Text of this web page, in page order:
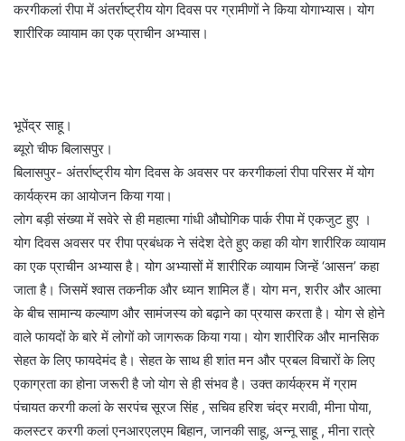
करगीकलां रीपा में अंतर्राष्ट्रीय योग दिवस पर ग्रामीणों ने किया योगाभ्यास। योग
शारीरिक व्यायाम का एक प्राचीन अभ्यास।
भूपेंद्र साहू।
ब्यूरो चीफ बिलासपुर।
बिलासपुर- अंतर्राष्ट्रीय योग दिवस के अवसर पर करगीकलां रीपा परिसर में योग
कार्यक्रम का आयोजन किया गया।
लोग बड़ी संख्या में सवेरे से ही महात्मा गांधी औघोगिक पार्क रीपा में एकजुट हुए ।
योग दिवस अवसर पर रीपा प्रबंधक ने संदेश देते हुए कहा की योग शारीरिक व्यायाम
का एक प्राचीन अभ्यास है। योग अभ्यासों में शारीरिक व्यायाम जिन्हें ‘आसन’ कहा
जाता है। जिसमें श्वास तकनीक और ध्यान शामिल हैं। योग मन, शरीर और आत्मा
के बीच सामान्य कल्याण और सामंजस्य को बढ़ाने का प्रयास करता है। योग से होने
वाले फायदों के बारे में लोगों को जागरूक किया गया। योग शारीरिक और मानसिक
सेहत के लिए फायदेमंद है। सेहत के साथ ही शांत मन और प्रबल विचारों के लिए
एकाग्रता का होना जरूरी है जो योग से ही संभव है। उक्त कार्यक्रम में ग्राम
पंचायत करगी कलां के सरपंच सूरज सिंह , सचिव हरिश चंद्र मरावी, मीना पोया,
कलस्टर करगी कलां एनआरएलएम बिहान, जानकी साहू, अन्नू साहू , मीना रात्रे